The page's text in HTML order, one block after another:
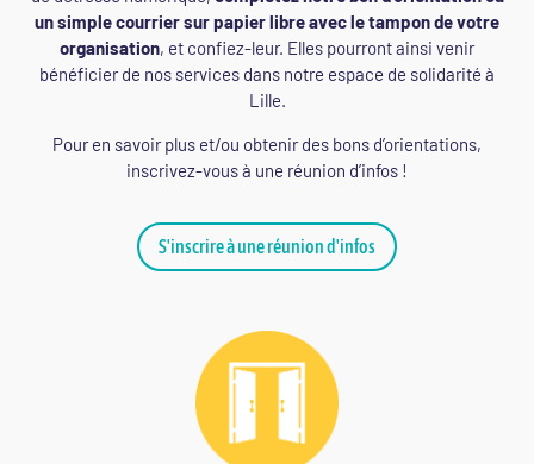
un simple courrier sur papier libre avec le tampon de votre
organisation, et confiez-leur. Elles pourront ainsi venir
bénéficier de nos services dans notre espace de solidarité à
Lille.
Pour en savoir plus et/ou obtenir des bons d’orientations,
inscrivez-vous à une réunion d’infos !
S'inscrire à une réunion d'infos